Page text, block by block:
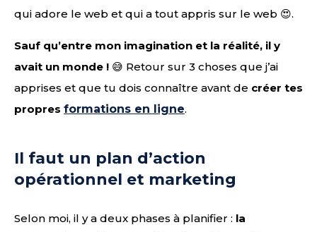
qui adore le web et qui a tout appris sur le web 😍.
Sauf qu’entre mon imagination et la réalité, il y
avait un monde ! 😅 Retour sur 3 choses que j’ai
apprises et que tu dois connaître avant de créer tes
propres formations en ligne.
Il faut un plan d’action
opérationnel et marketing
Selon moi, il y a deux phases à planifier : la